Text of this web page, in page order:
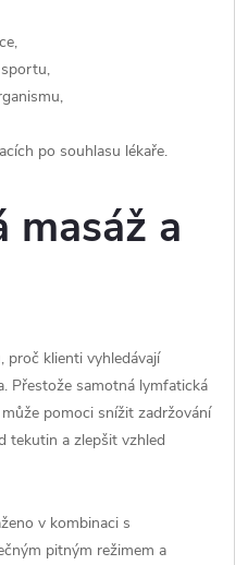
po souhlasu lékaře.
masáž a
proč klienti vyhledávají
Přestože samotná lymfatická
pomoci snížit zadržování
tekutin a zlepšit vzhled
v kombinaci s
pitným režimem a